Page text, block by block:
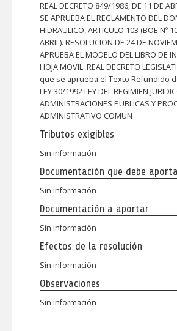
REAL DECRETO 849/1986, DE 11 DE
SE APRUEBA EL REGLAMENTO DEL
HIDRAULICO, ARTICULO 103 (BOE Nº
ABRIL). RESOLUCION DE 24 DE
APRUEBA EL MODELO DEL LIBRO DE
HOJA MOVIL. REAL DECRETO
que se aprueba el Texto Refundido
LEY 30/1992 LEY DEL REGIMIEN
ADMINISTRACIONES PUBLICAS Y
ADMINISTRATIVO COMUN
Tributos exigibles
Sin información
Documentación que debe
Sin información
Documentación a aportar
Sin información
Efectos de la resolución
Sin información
Observaciones
Sin información